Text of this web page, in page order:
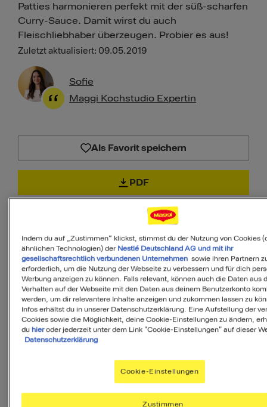
Patties harmonieren perfekt mit der süß-scharfen
Curry-Sauce. Damit wirst du auch
Fleischliebhaber überzeugen. Probier es aus!
Zuletzt aktualisiert: 09.05.2019
Sofie
Maggi Kochstudio Expertin
Als Favorit speichern
PDF
70
von 100
MyMenu IQ™
Ist diese Mahlzeit
ausgewogen?
Indem du auf „Zustimmen“ klickst, stimmst du der Nutzung von Cookies
ähnlichen Technologien) der Nestlé Deutschland AG und mit ihr
gesellschaftsrechtlich verbundenen Unternehmensowie ihren Partnern
erforderlich, um die Nutzung der Webseite zu verbessern und für dich
Werbung anzeigen zu können. Falls relevant, können auch die Daten aus
Verhalten auf der Webseite mit den Daten aus deinem Benutzerkonto
werden, um dir relevantere Inhalte anzeigen und zukommen lassen zu
Infos erhältst du in unserer Datenschutzerklärung. Eine Aufstellung der
Cookies sowie die Möglichkeit, deine Cookie-Einstellungen zu ändern,
du hieroder jederzeit unter dem Link "Cookie-Einstellungen" auf dieser
Datenschutzerklärung
Cookie-Einstellungen
Zustimmen